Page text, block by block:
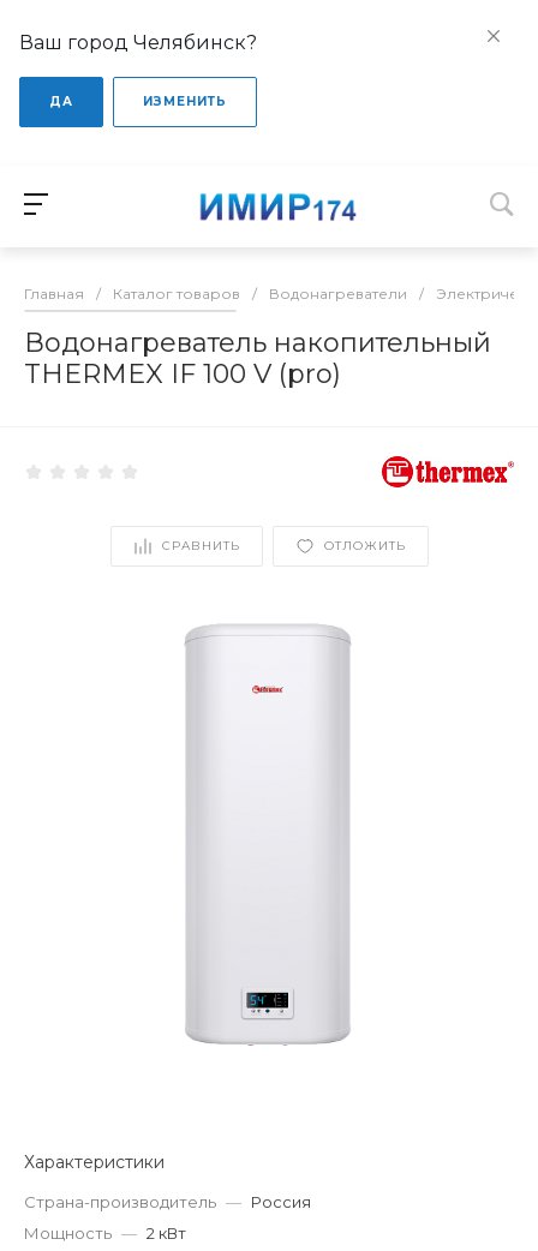
Ваш город Челябинск?
ДА ИЗМЕНИТЬ
Главная / Каталог товаров / Водонагреватели /
Водонагреватель накопительный
THERMEX IF 100 V (pro)
СРАВНИТЬ ОТЛОЖИТЬ
Характеристики
Страна-производитель — Россия
Мощность — 2 кВт